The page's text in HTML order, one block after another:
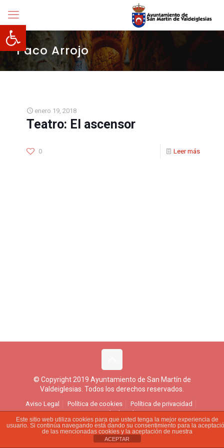
Abrir barra de herramientas
Paco Arrojo
enero 19, 2018
Teatro: El ascensor
0 Leer más
© Copyright 2019 Ayuntamiento de San Martín de
Valdeiglesias. Todos los derechos reservados.
Aviso Legal Política de cookies
Política de privacidad
Ejercicio de derechos
Este sitio web utiliza cookies para que usted tenga la mejor experiencia de
usuario. Si continúa navegando está dando su consentimiento para la
de las mencionadas cookies y la aceptación de nuestra
ACEPTAR